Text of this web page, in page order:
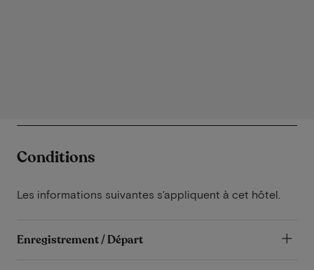
Conditions
Les informations suivantes s'appliquent à cet hôtel.
Enregistrement / Départ